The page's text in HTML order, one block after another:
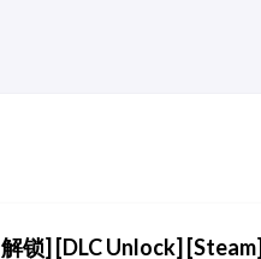
锁] [DLC Unlock] [Steam]